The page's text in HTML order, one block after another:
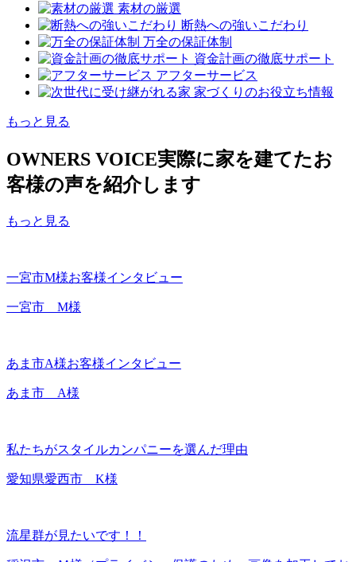
素材の厳選
断熱への強いこだわり
万全の保証体制
資金計画の徹底サポート
アフターサービス
家づくりのお役立ち情報
もっと見る
OWNERS VOICE実際に家を建てたお
客様の声を紹介します
もっと見る
一宮市M様お客様インタビュー
一宮市 M様
あま市A様お客様インタビュー
あま市 A様
私たちがスタイルカンパニーを選んだ理由
愛知県愛西市 K様
流星群が見たいです！！